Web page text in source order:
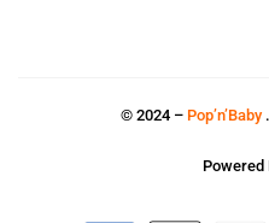
© 2024 – Pop’n’Baby.
Powered